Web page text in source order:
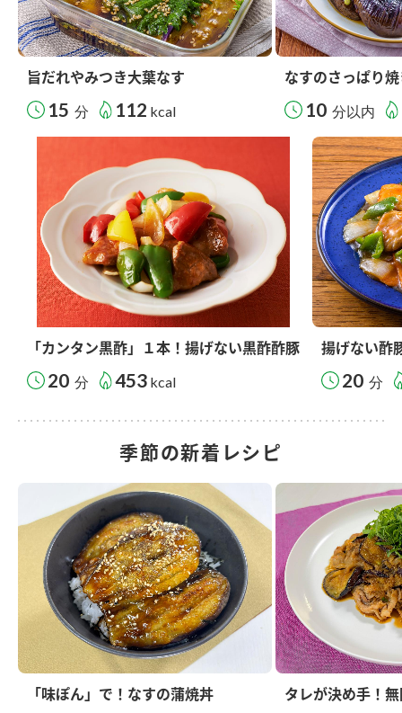
旨だれやみつき大葉なす
15 分 112 kcal
なすのさっぱり
10 分以内
「カンタン黒酢」１本！揚げない黒酢酢豚
20 分 453 kcal
揚げない酢
20 分
季節の新着レシピ
「味ぽん」で！なすの蒲焼丼 タレが決め手！